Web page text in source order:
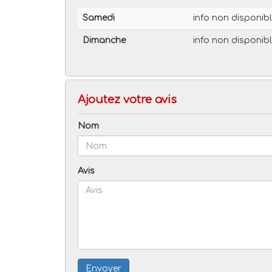
Samedi info non
Dimanche info non
Ajoutez votre avis
Nom
Avis
Envoyer